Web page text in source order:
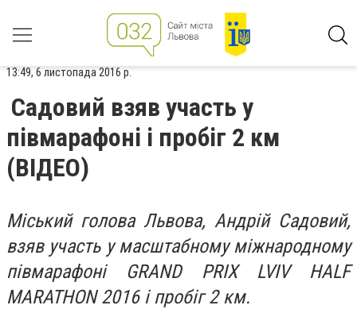
13:49, 6 листопада 2016 р.
Садовий взяв участь у
півмарафоні і пробіг 2 км
(ВІДЕО)
Міський голова Львова, Андрій Садовий,
взяв участь у масштабному міжнародному
півмарафоні GRAND PRIX LVIV HALF
MARATHON 2016 і пробіг 2 км.